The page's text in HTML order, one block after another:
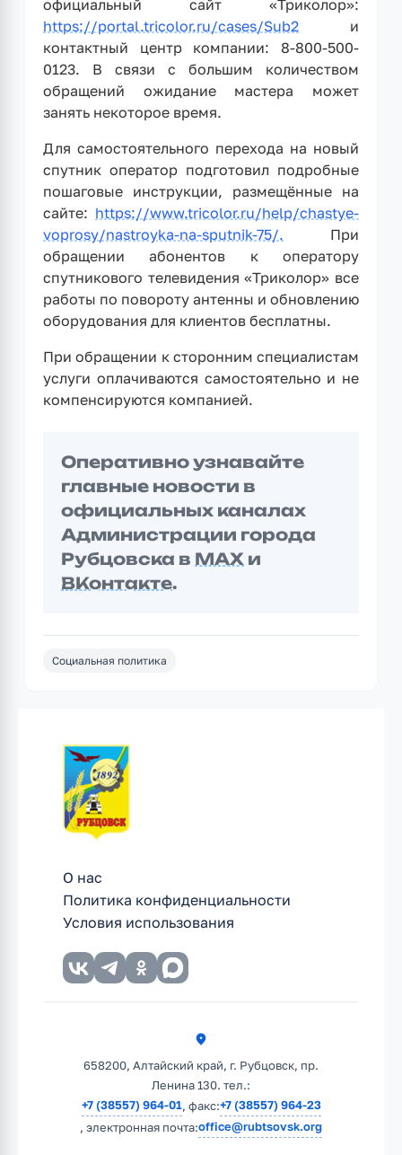
официальный сайт «Триколор»:
https://portal.tricolor.ru/cases/Sub2 и
контактный центр компании: 8-800-500-
0123. В связи с большим количеством
обращений ожидание мастера может
занять некоторое время.
Для самостоятельного перехода на новый
спутник оператор подготовил подробные
пошаговые инструкции, размещённые на
сайте: https://www.tricolor.ru/help/chastye-
voprosy/nastroyka-na-sputnik-75/. При
обращении абонентов к оператору
спутникового телевидения «Триколор» все
работы по повороту антенны и обновлению
оборудования для клиентов бесплатны.
При обращении к сторонним специалистам
услуги оплачиваются самостоятельно и не
компенсируются компанией.
Оперативно узнавайте
главные новости в
официальных каналах
Администрации города
Рубцовска в MAX и
ВКонтакте.
Социальная политика
О нас
Политика конфиденциальности
Условия использования
658200, Алтайский край, г. Рубцовск, пр.
Ленина 130. тел.:
+7 (38557) 964-01, факс:+7 (38557) 964-23
, электронная почта:office@rubtsovsk.org